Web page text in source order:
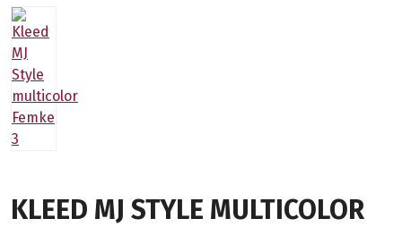
KLEED MJ STYLE MULTICOLOR